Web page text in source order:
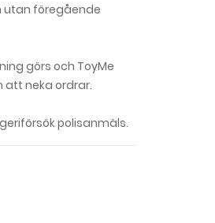
utan föregående
görs och ToyMe
att neka ordrar.
polisanmäls.